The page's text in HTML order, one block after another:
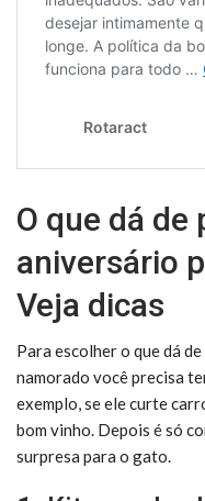
O que dá de
aniversário
Veja dicas
Para escolher o que dá
namorado você precisa
exemplo, se ele curte
bom vinho. Depois é só
surpresa para o gato.